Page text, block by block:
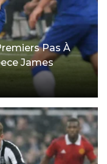
Pas À
James